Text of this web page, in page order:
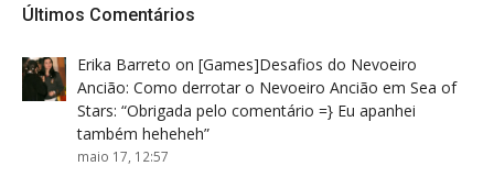
Últimos Comentários
Erika Barreto on [Games]Desafios do Nevoeiro
Ancião: Como derrotar o Nevoeiro Ancião em Sea of
Stars: “Obrigada pelo comentário =} Eu apanhei
também heheheh”
maio 17, 12:57